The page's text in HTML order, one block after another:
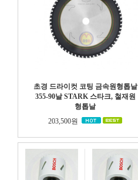
초경 드라이컷 코팅 금속원형톱날
355-90날 STARK 스타크, 철재원
형톱날
203,500원